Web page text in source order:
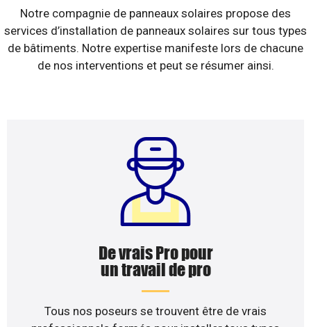
Notre compagnie de panneaux solaires propose des
services d’installation de panneaux solaires sur tous types
de bâtiments. Notre expertise manifeste lors de chacune
de nos interventions et peut se résumer ainsi.
De vrais Pro pour
un travail de pro
Tous nos poseurs se trouvent être de vrais